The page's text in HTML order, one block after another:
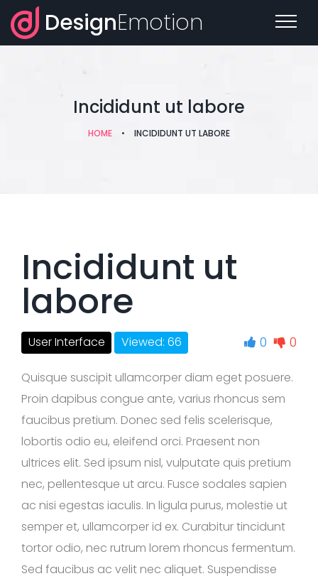
DesignEmotion
Incididunt ut labore
HOME • INCIDIDUNT UT LABORE
Incididunt ut
labore
User Interface Viewed: 66 0 0
Quisque suscipit ullamcorper diam eget posuere.
Proin dapibus congue ante, varius rhoncus sem
faucibus pretium. Donec sed felis scelerisque,
lobortis odio eu, eleifend orci. Praesent non
ultrices elit. Sed ipsum nisl, vulputate quis pretium
nec, pellentesque ut arcu. Fusce sodales sapien
ac nisi egestas iaculis. In ligula purus, molestie ut
semper et, ullamcorper id ex. Curabitur tincidunt
tortor odio, nec rutrum lorem rhoncus fermentum.
Sed faucibus ac velit nec aliquet. Suspendisse